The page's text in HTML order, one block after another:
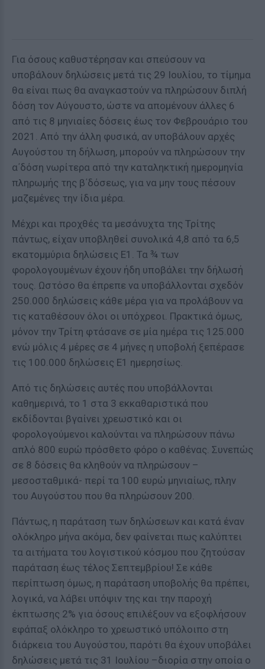
Για όσους καθυστέρησαν και σπεύσουν να
υποβάλουν δηλώσεις μετά τις 29 Ιουλίου, το τίμημα
θα είναι πως θα αναγκαστούν να πληρώσουν διπλή
δόση τον Αύγουστο, ώστε να απομένουν άλλες 6
από τις 8 μηνιαίες δόσεις έως τον Φεβρουάριο του
2021. Από την άλλη φυσικά, αν υποβάλουν αρχές
Αυγούστου τη δήλωση, μπορούν να πληρώσουν την
α΄δόση νωρίτερα από την καταληκτική ημερομηνία
πληρωμής της β΄δόσεως, για να μην τους πέσουν
μαζεμένες την ίδια μέρα.
Μέχρι και προχθές τα μεσάνυχτα της Τρίτης
πάντως, είχαν υποβληθεί συνολικά 4,8 από τα 6,5
εκατομμύρια δηλώσεις Ε1. Τα ¾ των
φορολογουμένων έχουν ήδη υποβάλει την δήλωσή
τους. Ωστόσο θα έπρεπε να υποβάλλονται σχεδόν
250.000 δηλώσεις κάθε μέρα για να προλάβουν να
τις καταθέσουν όλοι οι υπόχρεοι. Πρακτικά όμως,
μόνον την Τρίτη φτάσανε σε μία ημέρα τις 125.000
ενώ μόλις 4 μέρες σε 4 μήνες η υποβολή ξεπέρασε
τις 100.000 δηλώσεις Ε1 ημερησίως.
Από τις δηλώσεις αυτές που υποβάλλονται
καθημερινά, το 1 στα 3 εκκαθαριστικά που
εκδίδονται βγαίνει χρεωστικό και οι
φορολογούμενοι καλούνται να πληρώσουν πάνω
απλό 800 ευρώ πρόσθετο φόρο ο καθένας. Συνεπώς
σε 8 δόσεις θα κληθούν να πληρώσουν –
μεσοσταθμικά- περί τα 100 ευρώ μηνιαίως, πλην
του Αυγούστου που θα πληρώσουν 200.
Πάντως, η παράταση των δηλώσεων και κατά έναν
ολόκληρο μήνα ακόμα, δεν φαίνεται πως καλύπτει
τα αιτήματα του λογιστικού κόσμου που ζητούσαν
παράταση έως τέλος Σεπτεμβρίου! Σε κάθε
περίπτωση όμως, η παράταση υποβολής θα πρέπει,
λογικά, να λάβει υπόψιν της και την παροχή
έκπτωσης 2% για όσους επιλέξουν να εξοφλήσουν
εφάπαξ ολόκληρο το χρεωστικό υπόλοιπο στη
διάρκεια του Αυγούστου, παρότι θα έχουν υποβάλει
δηλώσεις μετά τις 31 Ιουλίου –διορία στην οποία ο